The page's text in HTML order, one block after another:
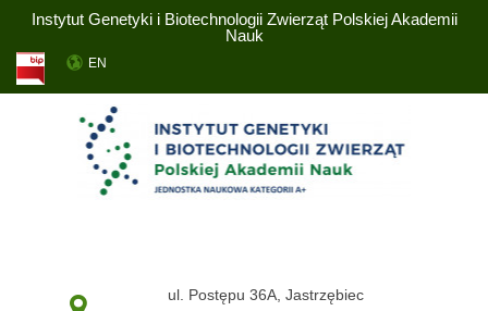
Instytut Genetyki i Biotechnologii Zwierząt Polskiej Akademii
Nauk
EN
ul. Postępu 36A, Jastrzębiec